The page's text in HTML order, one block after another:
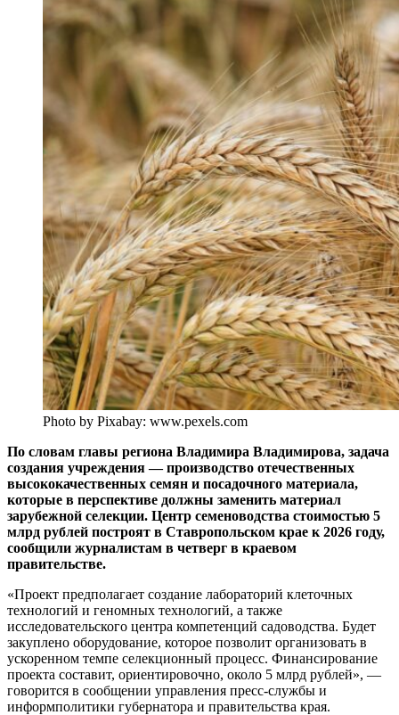
Photo by Pixabay: www.pexels.com
По словам главы региона Владимира Владимирова, задача
создания учреждения — производство отечественных
высококачественных семян и посадочного материала,
которые в перспективе должны заменить материал
зарубежной селекции. Центр семеноводства стоимостью 5
млрд рублей построят в Ставропольском крае к 2026 году,
сообщили журналистам в четверг в краевом
правительстве.
«Проект предполагает создание лабораторий клеточных
технологий и геномных технологий, а также
исследовательского центра компетенций садоводства. Будет
закуплено оборудование, которое позволит организовать в
ускоренном темпе селекционный процесс. Финансирование
проекта составит, ориентировочно, около 5 млрд рублей», —
говорится в сообщении управления пресс-службы и
информполитики губернатора и правительства края.